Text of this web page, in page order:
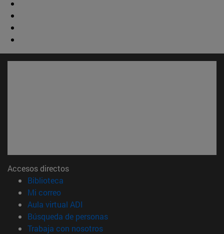
Accesos directos
Biblioteca
Mi correo(abre en nueva ventana)
Aula virtual ADI
Búsqueda de personas(abre en nueva ventana)
Trabaja con nosotros(abre en nueva ventana)